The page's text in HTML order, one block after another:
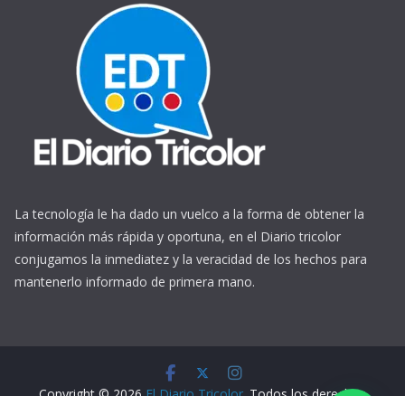
La tecnología le ha dado un vuelco a la forma de obtener la
información más rápida y oportuna, en el Diario tricolor
conjugamos la inmediatez y la veracidad de los hechos para
mantenerlo informado de primera mano.